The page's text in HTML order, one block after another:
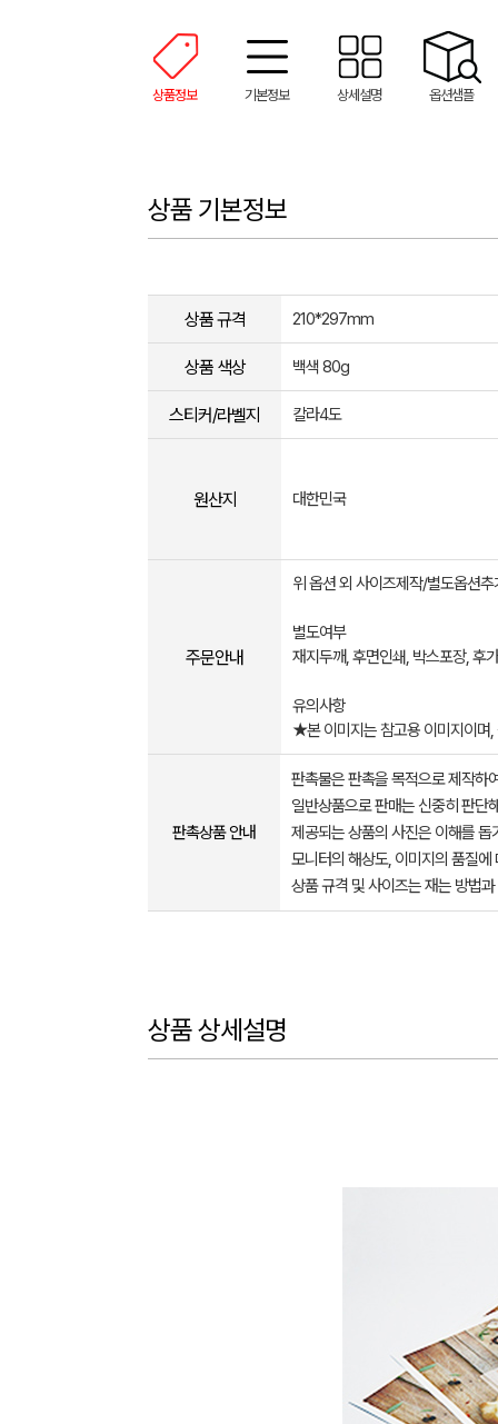
상품정보 기본정보 상세설명 옵션샘플
상품 기본정보
상품 규격 210*297mm
상품 색상 백색 80g
스티커/라벨지 칼라4도
원산지 대한민국
주문안내
위 옵션 외 사이즈제작/별도옵션
별도여부
재지두깨, 후면인쇄, 박스포장, 후
유의사항
★본 이미지는 참고용 이미지이
판촉상품 안내
판촉물은 판촉을 목적으로 제작하
일반상품으로 판매는 신중히 판단
제공되는 상품의 사진은 이해를
모니터의 해상도, 이미지의 품질
상품 규격 및 사이즈는 재는 방법
상품 상세설명